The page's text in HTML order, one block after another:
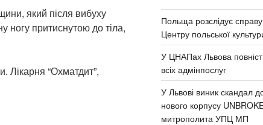
який після вибуху
ногу притиснутою до тіла,
Лікарня “Охматдит”,
Польща розслідує
Центру польської
У ЦНАПах Львова
всіх адмінпослуг
У Львові виник скандал
нового корпусу
митрополита УПЦ МП